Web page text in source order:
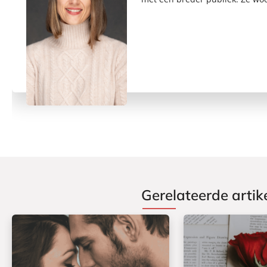
Gerelateerde